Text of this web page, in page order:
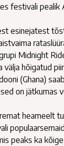
festivali pealik
esinejatest
Midnight
välja hõigatud
(Ghana)
on jätkumas
heameelt
peaks ka